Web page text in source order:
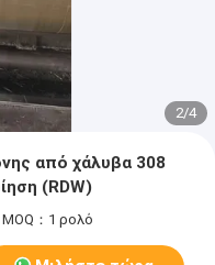
2/4
από χάλυβα 308
(RDW)
MOQ：1 ρολό